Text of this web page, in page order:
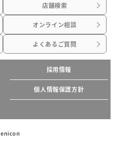
店舗検索
オンライン相談
よくあるご質問
採用情報
個人情報保護方針